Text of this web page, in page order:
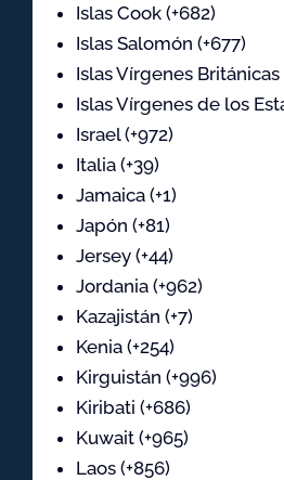
Islas Cook (+682)
Islas Salomón (+677)
Islas Vírgenes Británicas
Islas Vírgenes de los
Israel (+972)
Italia (+39)
Jamaica (+1)
Japón (+81)
Jersey (+44)
Jordania (+962)
Kazajistán (+7)
Kenia (+254)
Kirguistán (+996)
Kiribati (+686)
Kuwait (+965)
Laos (+856)